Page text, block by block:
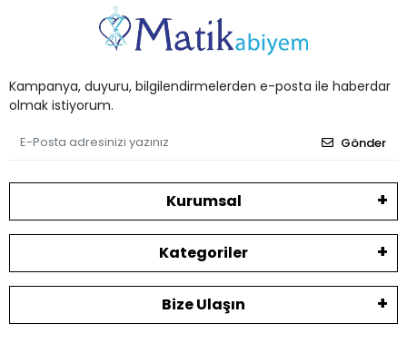
Kampanya, duyuru, bilgilendirmelerden e-posta ile haberdar
olmak istiyorum.
Gönder
Kurumsal
Kategoriler
Bize Ulaşın